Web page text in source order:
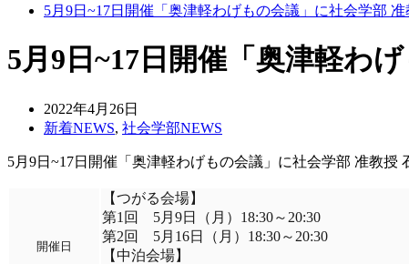
5月9日~17日開催「奥津軽わげもの会議」に社会学部
5月9日~17日開催「奥津軽わ
2022年4月26日
新着NEWS, 社会学部NEWS
5月9日~17日開催「奥津軽わげもの会議」に社会学部 准教授
開催日
【つがる会場】
第1回 5月9日（月）18:30～20:30
第2回 5月16日（月）18:30～20:30
【中泊会場】